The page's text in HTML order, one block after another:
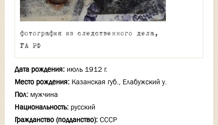
фотография из следственного дела,
ГА РФ
Дата рождения: июль 1912 г.
Место рождения: Казанская губ., Елабужский у.
Пол: мужчина
Национальность: русский
Гражданство (подданство): СССР